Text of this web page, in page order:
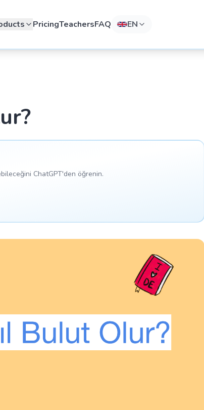
PricingTeachersFAQ EN
ChatGPT'den öğrenin.